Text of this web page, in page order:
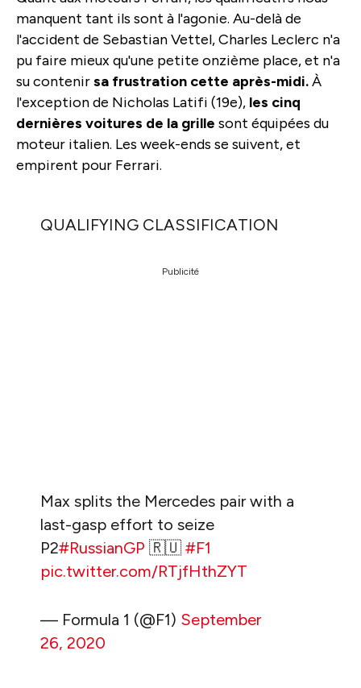
manquent tant ils sont à l'agonie. Au-delà de
l'accident de Sebastian Vettel, Charles Leclerc n'a
pu faire mieux qu'une petite onzième place, et n'a
su contenirsa frustration cette après-midi.À
l'exception de Nicholas Latifi (19e), les cinq
dernières voitures de la grille sont équipées du
moteur italien. Les week-ends se suivent, et
empirent pour Ferrari.
QUALIFYING CLASSIFICATION
Publicité
Max splits the Mercedes pair with a
last-gasp effort to seize
P2#RussianGP 🇷🇺#F1
pic.twitter.com/RTjfHthZYT
— Formula 1 (@F1) September
26, 2020